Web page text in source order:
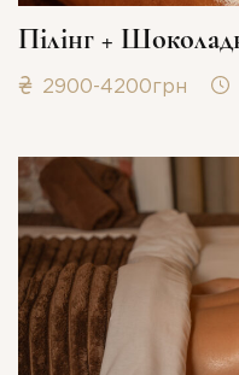
Пілінг +
2900-4200грн